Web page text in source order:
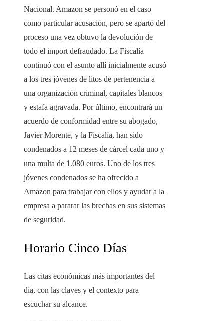
Nacional. Amazon se personó en el caso
como particular acusación, pero se apartó del
proceso una vez obtuvo la devolución de
todo el import defraudado. La Fiscalía
continuó con el asunto allí inicialmente acusó
a los tres jóvenes de litos de pertenencia a
una organización criminal, capitales blancos
y estafa agravada. Por último, encontrará un
acuerdo de conformidad entre su abogado,
Javier Morente, y la Fiscalía, han sido
condenados a 12 meses de cárcel cada uno y
una multa de 1.080 euros. Uno de los tres
jóvenes condenados se ha ofrecido a
Amazon para trabajar con ellos y ayudar a la
empresa a pararar las brechas en sus sistemas
de seguridad.
Horario Cinco Días
Las citas económicas más importantes del
día, con las claves y el contexto para
escuchar su alcance.